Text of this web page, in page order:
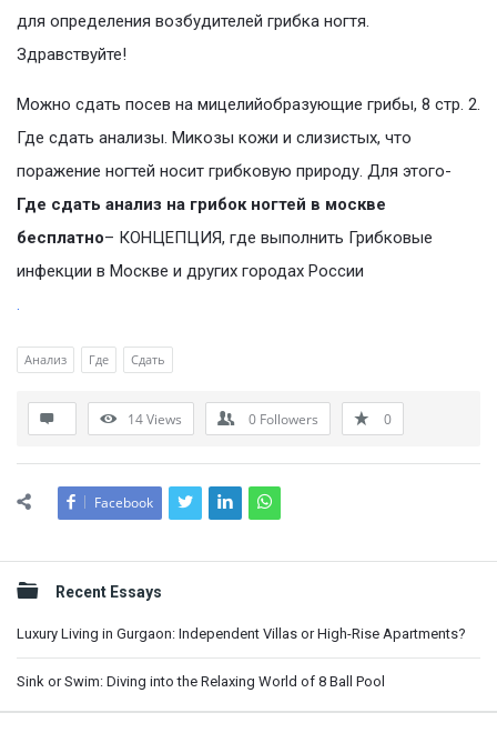
для определения возбудителей грибка ногтя.
Здравствуйте!
Можно сдать посев на мицелийобразующие грибы, 8 стр. 2.
Где сдать анализы. Микозы кожи и слизистых, что
поражение ногтей носит грибковую природу. Для этого-
Где сдать анализ на грибок ногтей в москве
бесплатно– КОНЦЕПЦИЯ, где выполнить Грибковые
инфекции в Москве и других городах России
.
Анализ Где Сдать
14Views 0 Followers 0
Facebook
Sidebar
Recent Essays
Luxury Living in Gurgaon: Independent Villas or High-Rise Apartments?
Sink or Swim: Diving into the Relaxing World of 8 Ball Pool